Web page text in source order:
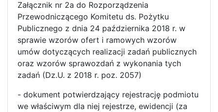
Załącznik nr 2a do Rozporządzenia
Przewodniczącego Komitetu ds. Pożytku
Publicznego z dnia 24 października 2018 r. w
sprawie wzorów ofert i ramowych wzorów
umów dotyczących realizacji zadań publicznych
oraz wzorów sprawozdań z wykonania tych
zadań (Dz.U. z 2018 r. poz. 2057)
- dokument potwierdzający rejestrację podmiotu
we właściwym dla niej rejestrze, ewidencji (za